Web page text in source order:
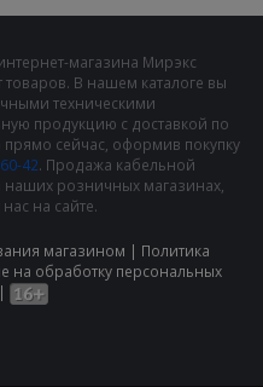
магазина Мирэкс
В нашем каталоге вы
техническими
продукцию с доставкой по
сейчас, оформив покупку
42. Продажа кабельной
наших розничных магазинах,
на сайте.
магазином | Политика
на обработку персональных